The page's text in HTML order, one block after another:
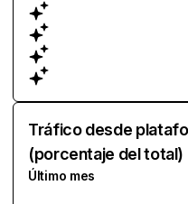
Tráfico desde
(porcentaje del total)
Último mes